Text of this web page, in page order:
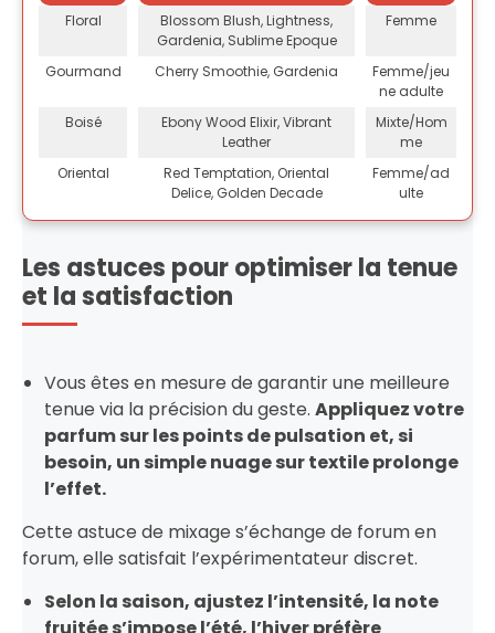
Floral
Blossom Blush, Lightness,
Gardenia, Sublime Epoque
Femme
Gourmand Cherry Smoothie, Gardenia
Femme/jeu
ne adulte
Boisé
Ebony Wood Elixir, Vibrant
Leather
Mixte/Hom
me
Oriental
Red Temptation, Oriental
Delice, Golden Decade
Femme/ad
ulte
Les astuces pour optimiser la tenue
et la satisfaction
Vous êtes en mesure de garantir une meilleure
tenue via la précision du geste. Appliquez votre
parfum sur les points de pulsation et, si
besoin, un simple nuage sur textile prolonge
l’effet.
Cette astuce de mixage s’échange de forum en
forum, elle satisfait l’expérimentateur discret.
Selon la saison, ajustez l’intensité, la note
fruitée s’impose l’été, l’hiver préfère